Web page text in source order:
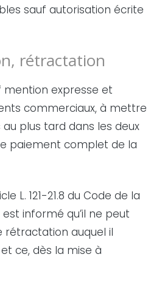
sauf autorisation écrite
rétractation
mention expresse et
commerciaux, à mettre
plus tard dans les deux
paiement complet de la
L. 121-21.8 du Code de la
informé qu’il ne peut
rétractation auquel il
ce, dès la mise à